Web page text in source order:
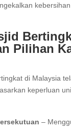
Pilihan
di Malaysia
keperluan
–